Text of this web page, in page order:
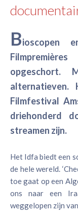
Bioscopen
opgeschort.
alternatieven.
Filmfestival
driehonderd
streamen zijn.
Het Idfa biedt een
de hele wereld.
toe gaat op een
ons naar een
weggelopen zijn